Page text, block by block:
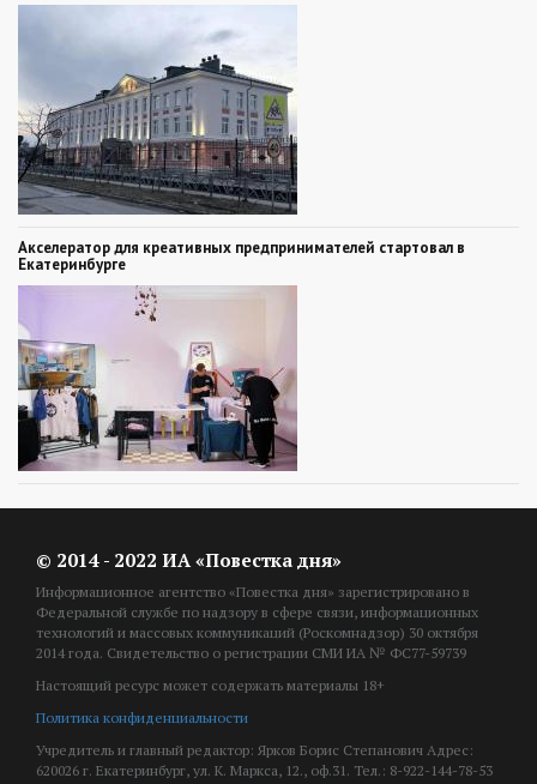
Акселератор для креативных предпринимателей стартовал в
Екатеринбурге
© 2014 - 2022 ИА «Повестка дня»
Информационное агентство «Повестка дня» зарегистрировано в
Федеральной службе по надзору в сфере связи, информационных
технологий и массовых коммуникаций (Роскомнадзор) 30 октября
2014 года. Свидетельство о регистрации СМИ ИА № ФС77-59739
Настоящий ресурс может содержать материалы 18+
Политика конфиденциальности
Учредитель и главный редактор: Ярков Борис Степанович Адрес:
620026 г. Екатеринбург, ул. К. Маркса, 12., оф.31. Тел.: 8-922-144-78-53